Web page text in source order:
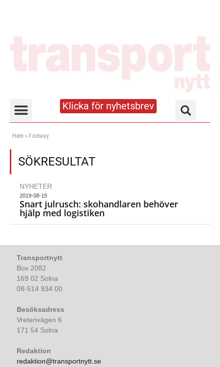
Klicka för nyhetsbrev
Hem » Footway
SÖKRESULTAT
NYHETER
2019-08-15
Snart julrusch: skohandlaren behöver
hjälp med logistiken
Transportnytt
Box 2082
169 02 Solna
08-514 934 00
Besöksadress
Vretenvägen 6
171 54 Solna
Redaktion
redaktion@transportnytt.se